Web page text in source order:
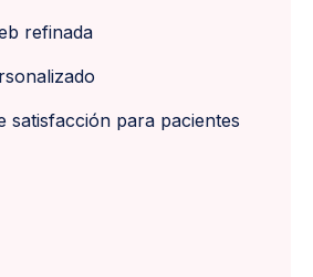
refinada
satisfacción para pacientes